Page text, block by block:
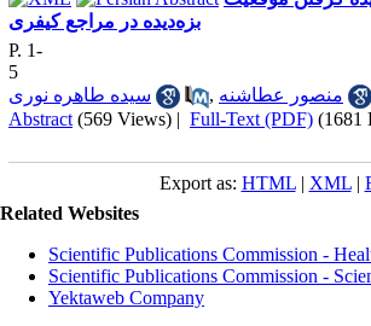
بزه‌دیده در مراجع کیفری
P. 1-
5
سیده طاهره نوری
, منصور عطاشنه
Abstract (569 Views) | Full-Text (PDF) (1681
Export as: HTML| XML|
Related Websites
Scientific Publications Commission -
Scientific Publications Commission -
Yektaweb Company